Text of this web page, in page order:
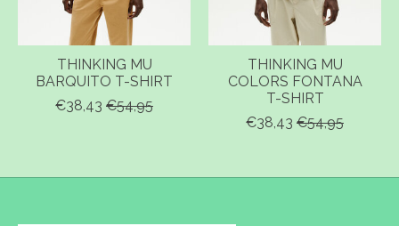
THINKING MU
BARQUITO T-SHIRT
€38,43 €54,95
THINKING MU
COLORS FONTANA
T-SHIRT
€38,43 €54,95